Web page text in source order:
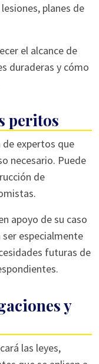
planes de
el alcance de
duraderas y cómo
peritos
expertos que
necesario. Puede
de
apoyo de su caso
especialmente
futuras de
y
las leyes,